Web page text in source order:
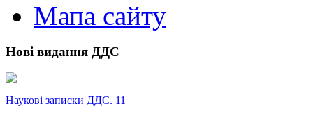
Мапа сайту
Нові видання ДДС
Наукові записки ДДС. 11